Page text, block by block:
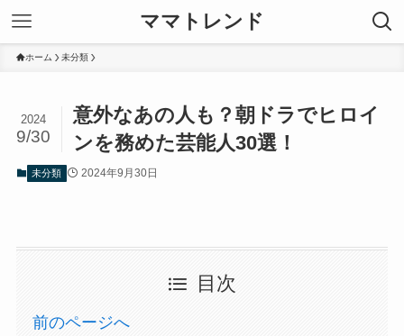
ママトレンド
ホーム 未分類
意外なあの人も？朝ドラでヒロイ
ンを務めた芸能人30選！
2024
9/30
未分類 2024年9月30日
目次
前のページへ